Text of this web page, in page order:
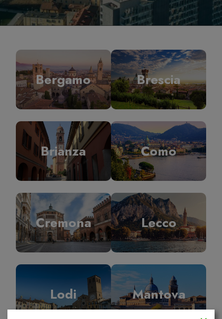
Bergamo Brescia
Brianza Como
Cremona Lecco
Lodi Mantova